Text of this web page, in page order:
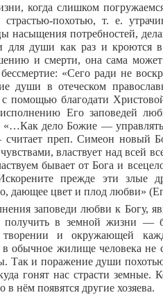
когда слишком
страстью-похотью, т. е.
насыщения потребностей,
для души как раз и кроются
и смерти, она сама может
«Сего ради не
души в отеческом
помощью благодати
Его заповедей
«…Как дело Божие —
преп. Симеон новый
властвует над всей
бывает от Бога и
прежде эти злые
дающее цвет и плод любви»
заповеди любви к Богу,
в земной жизни —
творении и окружающей
обычное жилище человека не
Так и поражение души
гонят нас страсти
в нём появятся другие хозяева.